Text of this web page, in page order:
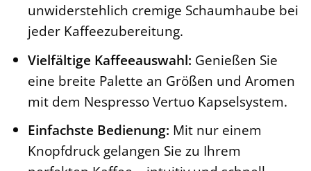
unwiderstehlich cremige Schaumhaube bei
jeder Kaffeezubereitung.
Vielfältige Kaffeeauswahl: Genießen Sie
eine breite Palette an Größen und Aromen
mit dem Nespresso Vertuo Kapselsystem.
Einfachste Bedienung: Mit nur einem
Knopfdruck gelangen Sie zu Ihrem